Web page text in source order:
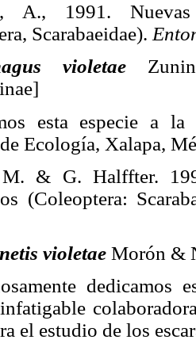
A., 1991.
Scarabaeidae).
violetae
esta especie a
Ecología, Xalapa,
M. & G. Halffter.
(Coleoptera:
violetae Morón &
el estudio de los